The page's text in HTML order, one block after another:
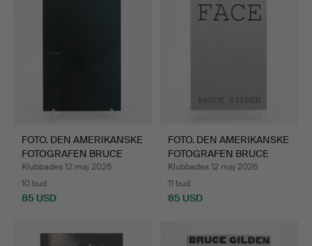
FOTO. DEN AMERIKANSKE
FOTOGRAFEN BRUCE
GIL…
Klubbades 12 maj 2026
10 bud
85 USD
FOTO. DEN AMERIKANSKE
FOTOGRAFEN BRUCE
GIL…
Klubbades 12 maj 2026
11 bud
85 USD